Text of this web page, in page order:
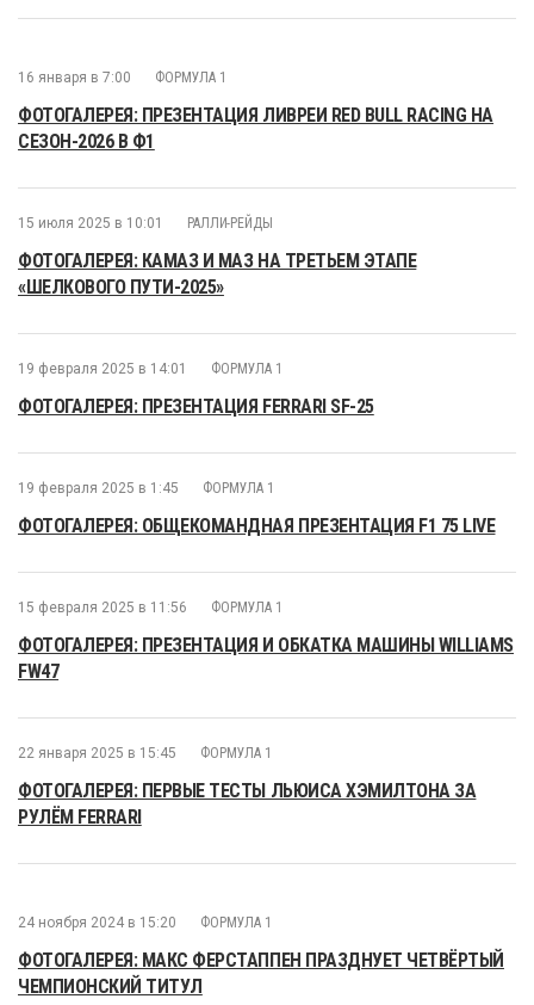
16 января в 7:00 ФОРМУЛА 1
ФОТОГАЛЕРЕЯ: ПРЕЗЕНТАЦИЯ ЛИВРЕИ RED BULL RACING НА
СЕЗОН-2026 В Ф1
15 июля 2025 в 10:01 РАЛЛИ-РЕЙДЫ
ФОТОГАЛЕРЕЯ: КАМАЗ И МАЗ НА ТРЕТЬЕМ ЭТАПЕ
«ШЕЛКОВОГО ПУТИ-2025»
19 февраля 2025 в 14:01 ФОРМУЛА 1
ФОТОГАЛЕРЕЯ: ПРЕЗЕНТАЦИЯ FERRARI SF-25
19 февраля 2025 в 1:45 ФОРМУЛА 1
ФОТОГАЛЕРЕЯ: ОБЩЕКОМАНДНАЯ ПРЕЗЕНТАЦИЯ F1 75 LIVE
15 февраля 2025 в 11:56 ФОРМУЛА 1
ФОТОГАЛЕРЕЯ: ПРЕЗЕНТАЦИЯ И ОБКАТКА МАШИНЫ WILLIAMS
FW47
22 января 2025 в 15:45 ФОРМУЛА 1
ФОТОГАЛЕРЕЯ: ПЕРВЫЕ ТЕСТЫ ЛЬЮИСА ХЭМИЛТОНА ЗА
РУЛЁМ FERRARI
24 ноября 2024 в 15:20 ФОРМУЛА 1
ФОТОГАЛЕРЕЯ: МАКС ФЕРСТАППЕН ПРАЗДНУЕТ ЧЕТВЁРТЫЙ
ЧЕМПИОНСКИЙ ТИТУЛ